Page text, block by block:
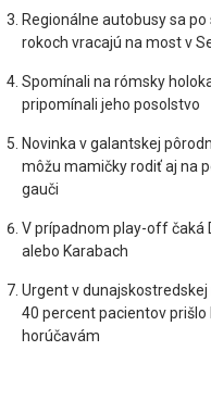
Regionálne autobusy sa
rokoch vracajú na most v
Spomínali na rómsky
pripomínali jeho posolstvo
Novinka v galantskej
môžu mamičky rodiť aj na
gauči
V prípadnom play-off čaká
alebo Karabach
Urgent v dunajskostredskej
40 percent pacientov prišlo
horúčavám